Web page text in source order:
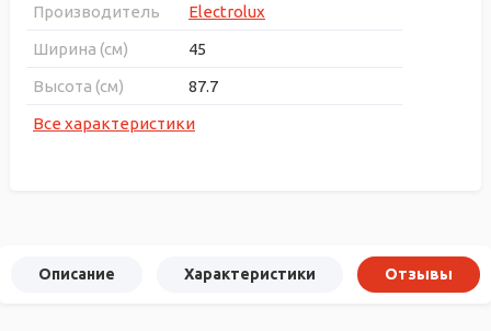
Производитель
Electrolux
Ширина (см)
45
Высота (см)
87.7
Все характеристики
Описание Характеристики Отзывы